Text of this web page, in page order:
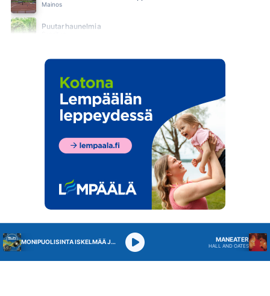
Mainos
Puutarhaunelmia
SUN Ilta
SUN Iltapäivä
SUN Keskipäivä
SUN Kesä
Suositus
Suositus
SUN Suosikit TOP 20
SUN Uusi Aamu MONIPUOLISINTA ISKELMÄÄ JA PARASTA POPPIA MANEATER
HALL AND OATES